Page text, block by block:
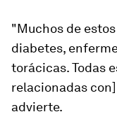
"Muchos de
diabetes,
torácicas. Todas
relacionadas
advierte.